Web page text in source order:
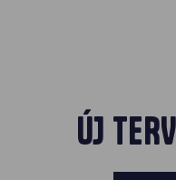
ÚJ